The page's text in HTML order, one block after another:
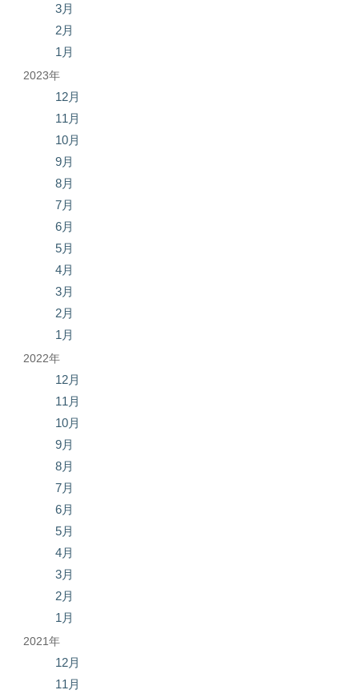
3月
2月
1月
2023年
12月
11月
10月
9月
8月
7月
6月
5月
4月
3月
2月
1月
2022年
12月
11月
10月
9月
8月
7月
6月
5月
4月
3月
2月
1月
2021年
12月
11月